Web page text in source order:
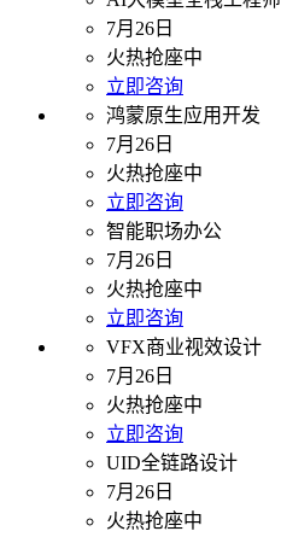
7月26日
火热抢座中
立即咨询
鸿蒙原生应用开发
7月26日
火热抢座中
立即咨询
智能职场办公
7月26日
火热抢座中
立即咨询
VFX商业视效设计
7月26日
火热抢座中
立即咨询
UID全链路设计
7月26日
火热抢座中